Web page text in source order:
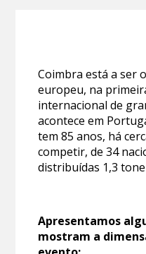
Coimbra está a ser
europeu, na
internacional de
acontece em
tem 85 anos, há
competir, de 34
distribuídas 1,3
Apresentamos
mostram a